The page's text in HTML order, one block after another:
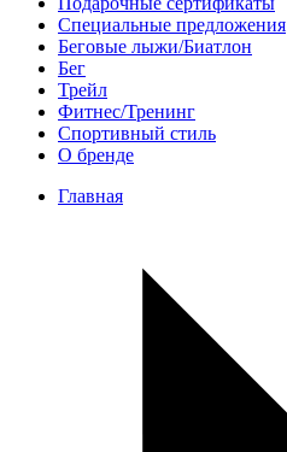
Специальные предложения
Беговые лыжи/Биатлон
Бег
Трейл
Фитнес/Тренинг
Спортивный стиль
О бренде
Главная